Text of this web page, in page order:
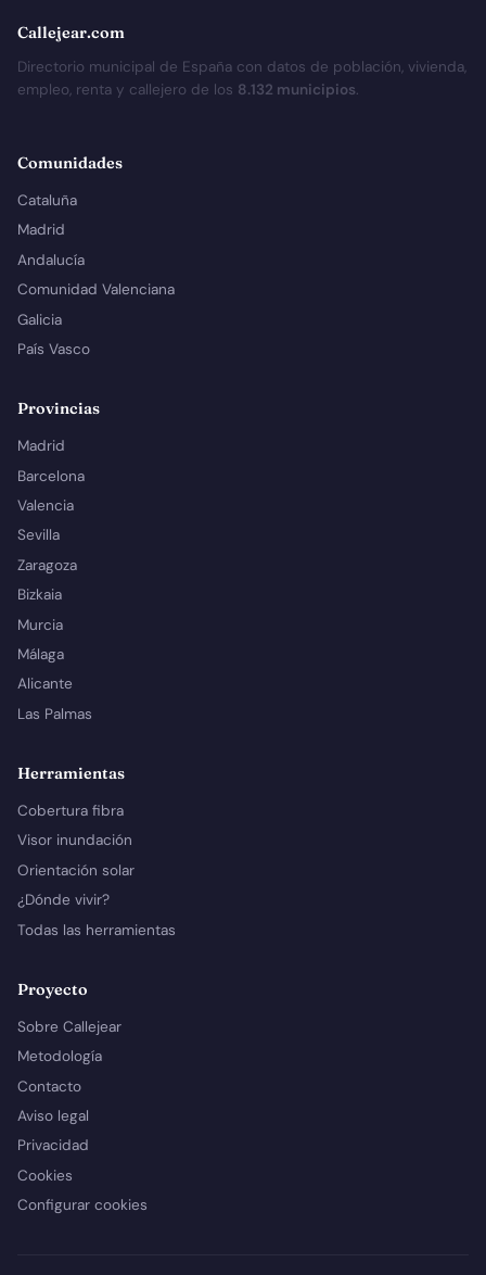
Callejear.com
Directorio municipal de España con datos de población, vivienda,
empleo, renta y callejero de los 8.132 municipios.
Comunidades
Cataluña
Madrid
Andalucía
Comunidad Valenciana
Galicia
País Vasco
Provincias
Madrid
Barcelona
Valencia
Sevilla
Zaragoza
Bizkaia
Murcia
Málaga
Alicante
Las Palmas
Herramientas
Cobertura fibra
Visor inundación
Orientación solar
¿Dónde vivir?
Todas las herramientas
Proyecto
Sobre Callejear
Metodología
Contacto
Aviso legal
Privacidad
Cookies
Configurar cookies